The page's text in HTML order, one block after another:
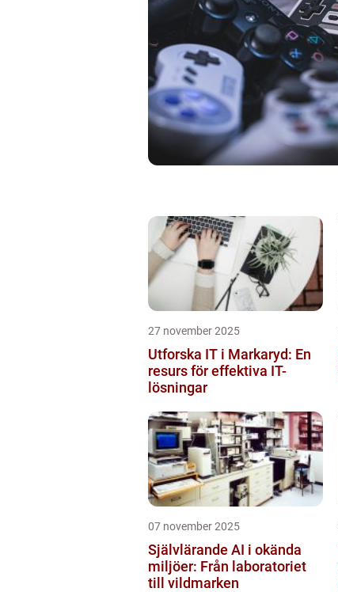
27 november 2025
Utforska IT i Markaryd: En
resurs för effektiva IT-
lösningar
07 november 2025
Självlärande AI i okända
miljöer: Från laboratoriet
till vildmarken